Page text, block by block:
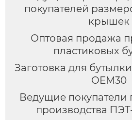
покупателей
крышек
Оптовая продажа
пластиковых
Заготовка для
OEM30
Ведущие
производства